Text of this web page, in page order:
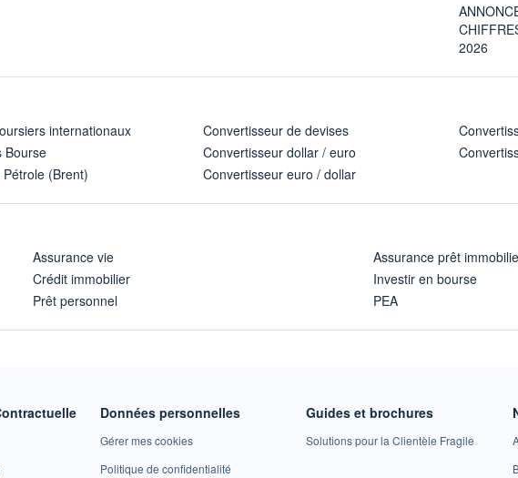
2026
internationaux
Bourse
(Brent)
Convertisseur de devises
Convertisseur dollar / euro
Convertisseur euro / dollar
Assurance vie
Crédit immobilier
Prêt personnel
Assurance prêt
Investir en bourse
PEA
Données personnelles
Gérer mes cookies
Politique de confidentialité
Guides et brochures
Solutions pour la Clientèle Fragile